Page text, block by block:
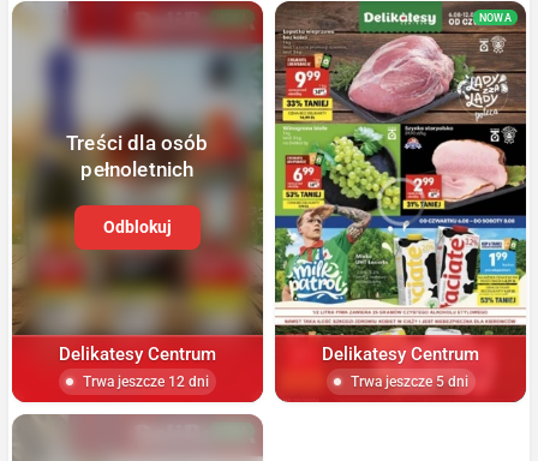
Treści dla osób
pełnoletnich
Odblokuj
Delikatesy Centrum
Trwa jeszcze 12 dni
NOWA
Delikatesy Centrum
Trwa jeszcze 5 dni